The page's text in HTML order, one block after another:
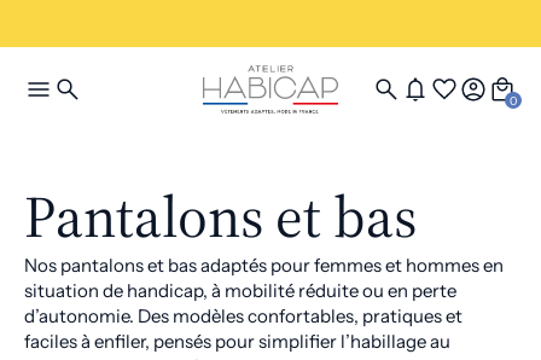
0
Pantalons et bas
Nos pantalons et bas adaptés pour femmes et hommes en
situation de handicap, à mobilité réduite ou en perte
d’autonomie. Des modèles confortables, pratiques et
faciles à enfiler, pensés pour simplifier l’habillage au